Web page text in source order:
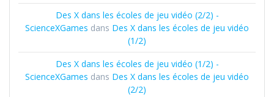
Des X dans les écoles de jeu vidéo (2/2) -
ScienceXGames dans Des X dans les écoles de jeu vidéo
(1/2)
Des X dans les écoles de jeu vidéo (1/2) -
ScienceXGames dans Des X dans les écoles de jeu vidéo
(2/2)